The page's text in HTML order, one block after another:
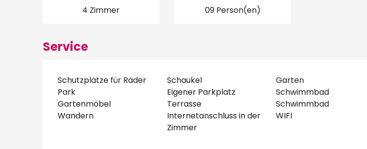
4 Zimmer 09 Person(en)
Service
Schutzplätze für Räder Schaukel
Garten
Park
Eigener Parkplatz
Schwimmbad
Gartenmöbel
Terrasse
Schwimmbad
Wandern
Internetanschluss in der
Zimmer
WIFI